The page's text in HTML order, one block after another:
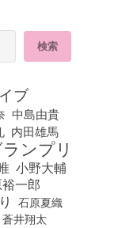
ブ
中島由貴
内田雄馬
ンプリ
小野大輔
一郎
石原夏織
蒼井翔太